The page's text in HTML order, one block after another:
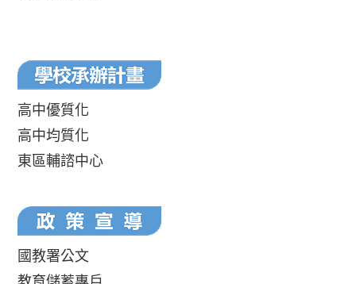
高中優質化
高中均質化
東區輔諮中心
國教署公文